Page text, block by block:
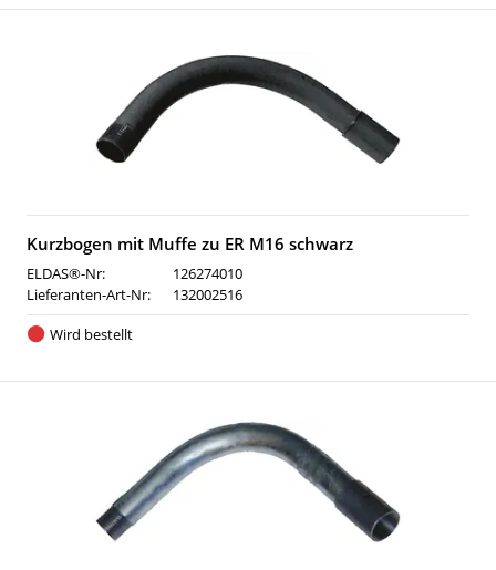
Kurzbogen mit Muffe zu ER M16 schwarz
ELDAS®-Nr:
126274010
Lieferanten-Art-Nr:
132002516
Wird bestellt